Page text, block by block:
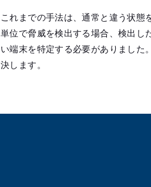
これまでの手法は、通常と違う状
単位で脅威を検出する場合、検出
い端末を特定する必要がありました
決します。